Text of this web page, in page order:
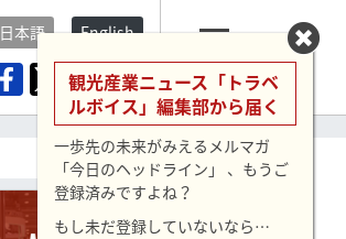
日本語 English
メニュー
観光産業ニュース「トラベ
ルボイス」編集部から届く
一歩先の未来がみえるメルマガ
「今日のヘッドライン」 、もうご
登録済みですよね？
もし未だ登録していないなら…